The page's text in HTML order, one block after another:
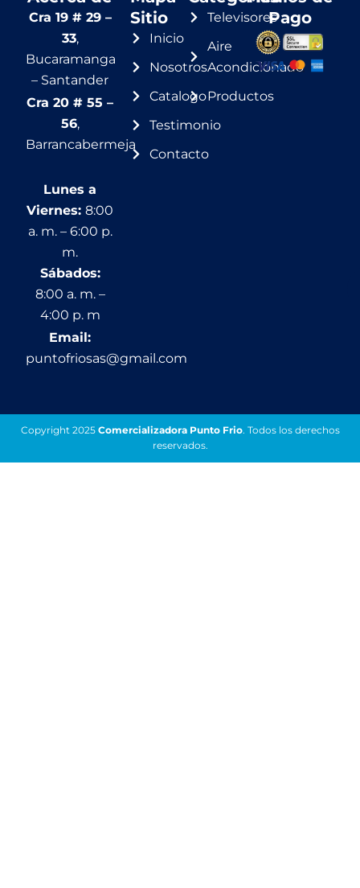
Cra 19 # 29 –
33,
Bucaramanga
– Santander
Cra 20 # 55 –
56,
Barrancabermeja
Lunes a
Viernes:8:00
a. m. – 6:00 p.
m.
Sábados:
8:00 a. m. –
4:00 p. m
Email:
puntofriosas@gmail.com
Sitio
Inicio
Nosotros
Catalogo
Testimonio
Contacto
Televisores
Aire
Acondicionado
Productos
Pago
Copyright 2025 Comercializadora Punto Frio. Todos los derechos
reservados.